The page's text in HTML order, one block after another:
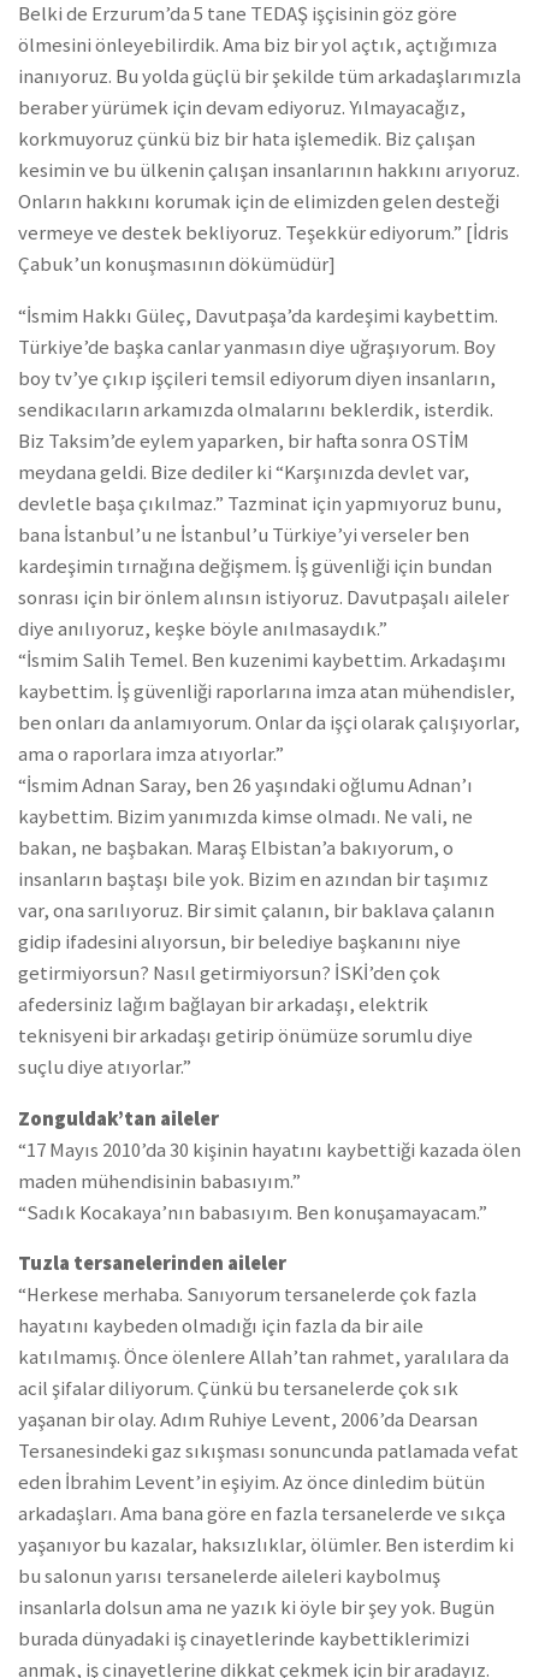
Belki de Erzurum’da 5 tane TEDAŞ işçisinin göz göre
ölmesini önleyebilirdik. Ama biz bir yol açtık, açtığımıza
inanıyoruz. Bu yolda güçlü bir şekilde tüm arkadaşlarımızla
beraber yürümek için devam ediyoruz. Yılmayacağız,
korkmuyoruz çünkü biz bir hata işlemedik. Biz çalışan
kesimin ve bu ülkenin çalışan insanlarının hakkını arıyoruz.
Onların hakkını korumak için de elimizden gelen desteği
vermeye ve destek bekliyoruz. Teşekkür ediyorum.” [İdris
Çabuk’un konuşmasının dökümüdür]
“İsmim Hakkı Güleç, Davutpaşa’da kardeşimi kaybettim.
Türkiye’de başka canlar yanmasın diye uğraşıyorum. Boy
boy tv’ye çıkıp işçileri temsil ediyorum diyen insanların,
sendikacıların arkamızda olmalarını beklerdik, isterdik.
Biz Taksim’de eylem yaparken, bir hafta sonra OSTİM
meydana geldi. Bize dediler ki “Karşınızda devlet var,
devletle başa çıkılmaz.” Tazminat için yapmıyoruz bunu,
bana İstanbul’u ne İstanbul’u Türkiye’yi verseler ben
kardeşimin tırnağına değişmem. İş güvenliği için bundan
sonrası için bir önlem alınsın istiyoruz. Davutpaşalı aileler
diye anılıyoruz, keşke böyle anılmasaydık.”
“İsmim Salih Temel. Ben kuzenimi kaybettim. Arkadaşımı
kaybettim. İş güvenliği raporlarına imza atan mühendisler,
ben onları da anlamıyorum. Onlar da işçi olarak çalışıyorlar,
ama o raporlara imza atıyorlar.”
“İsmim Adnan Saray, ben 26 yaşındaki oğlumu Adnan’ı
kaybettim. Bizim yanımızda kimse olmadı. Ne vali, ne
bakan, ne başbakan. Maraş Elbistan’a bakıyorum, o
insanların baştaşı bile yok. Bizim en azından bir taşımız
var, ona sarılıyoruz. Bir simit çalanın, bir baklava çalanın
gidip ifadesini alıyorsun, bir belediye başkanını niye
getirmiyorsun? Nasıl getirmiyorsun? İSKİ’den çok
afedersiniz lağım bağlayan bir arkadaşı, elektrik
teknisyeni bir arkadaşı getirip önümüze sorumlu diye
suçlu diye atıyorlar.”
Zonguldak’tan aileler
“17 Mayıs 2010’da 30 kişinin hayatını kaybettiği kazada ölen
maden mühendisinin babasıyım.”
“Sadık Kocakaya’nın babasıyım. Ben konuşamayacam.”
Tuzla tersanelerinden aileler
“Herkese merhaba. Sanıyorum tersanelerde çok fazla
hayatını kaybeden olmadığı için fazla da bir aile
katılmamış. Önce ölenlere Allah’tan rahmet, yaralılara da
acil şifalar diliyorum. Çünkü bu tersanelerde çok sık
yaşanan bir olay. Adım Ruhiye Levent, 2006’da Dearsan
Tersanesindeki gaz sıkışması sonuncunda patlamada vefat
eden İbrahim Levent’in eşiyim. Az önce dinledim bütün
arkadaşları. Ama bana göre en fazla tersanelerde ve sıkça
yaşanıyor bu kazalar, haksızlıklar, ölümler. Ben isterdim ki
bu salonun yarısı tersanelerde aileleri kaybolmuş
insanlarla dolsun ama ne yazık ki öyle bir şey yok. Bugün
burada dünyadaki iş cinayetlerinde kaybettiklerimizi
anmak, iş cinayetlerine dikkat çekmek için bir aradayız.